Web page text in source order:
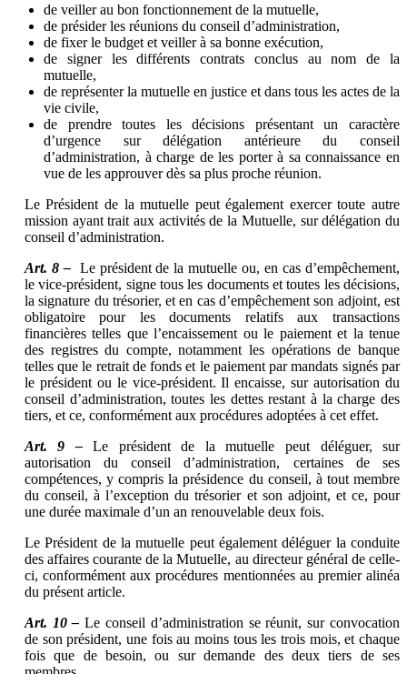
de veiller au bon fonctionnement de la mutuelle,
de présider les réunions du conseil d’administration,
de fixer le budget et veiller à sa bonne exécution,
de signer les différents contrats conclus au nom de la
mutuelle,
de représenter la mutuelle en justice et dans tous les actes de la
vie civile,
de prendre toutes les décisions présentant un caractère
d’urgence sur délégation antérieure du conseil
d’administration, à charge de les porter à sa connaissance en
vue de les approuver dès sa plus proche réunion.
Le Président de la mutuelle peut également exercer toute autre
mission ayant trait aux activités de la Mutuelle, sur délégation du
conseil d’administration.
Art. 8 – Le président de la mutuelle ou, en cas d’empêchement,
le vice-président, signe tous les documents et toutes les décisions,
la signature du trésorier, et en cas d’empêchement son adjoint, est
obligatoire pour les documents relatifs aux transactions
financières telles que l’encaissement ou le paiement et la tenue
des registres du compte, notamment les opérations de banque
telles que le retrait de fonds et le paiement par mandats signés par
le président ou le vice-président. Il encaisse, sur autorisation du
conseil d’administration, toutes les dettes restant à la charge des
tiers, et ce, conformément aux procédures adoptées à cet effet.
Art. 9 –Le président de la mutuelle peut déléguer, sur
autorisation du conseil d’administration, certaines de ses
compétences, y compris la présidence du conseil, à tout membre
du conseil, à l’exception du trésorier et son adjoint, et ce, pour
une durée maximale d’un an renouvelable deux fois.
Le Président de la mutuelle peut également déléguer la conduite
des affaires courante de la Mutuelle, au directeur général de celle-
ci, conformément aux procédures mentionnées au premier alinéa
du présent article.
Art. 10 –Le conseil d’administration se réunit, sur convocation
de son président, une fois au moins tous les trois mois, et chaque
fois que de besoin, ou sur demande des deux tiers de ses